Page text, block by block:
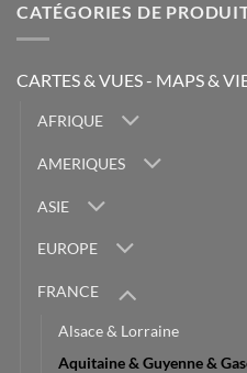
CATÉGORIES DE
CARTES & VUES - MAPS &
AFRIQUE
AMERIQUES
ASIE
EUROPE
FRANCE
Alsace & Lorraine
Aquitaine & Guyenne &